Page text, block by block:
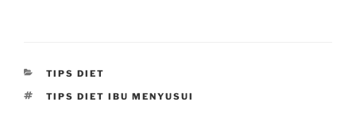
CATEGORIES
TIPS DIET
TAGS
TIPS DIET IBU MENYUSUI